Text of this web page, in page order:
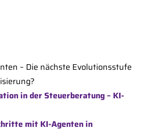
– Die nächste Evolutionsstufe
in der Steuerberatung – KI-
mit KI-Agenten in